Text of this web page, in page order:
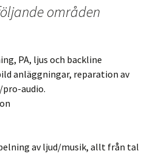
områden
PA, ljus och backline
anläggningar, reparation av
audio.
av ljud/musik, allt från tal